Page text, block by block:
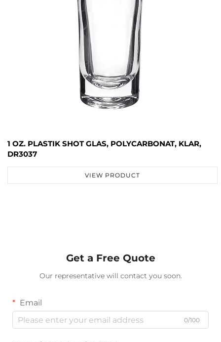
1 OZ. PLASTIK SHOT GLAS, POLYCARBONAT, KLAR,
DR3037
VIEW PRODUCT
Get a Free Quote
Our representative will contact you soon.
Email
0/100